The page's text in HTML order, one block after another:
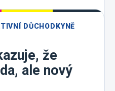
DŮCHODKYNĚ
že
ale nový